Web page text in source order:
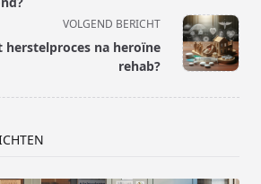
VOLGEND BERICHT
na heroïne
rehab?